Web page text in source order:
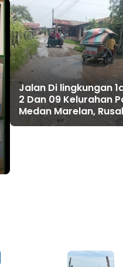
Jalan Di lingkungan
2 Dan 09 Kelurahan
Medan Marelan,
Parah, Tanpa Ada